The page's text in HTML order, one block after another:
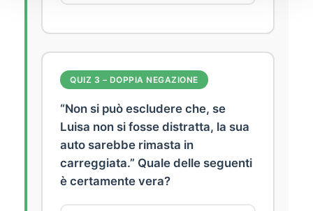
QUIZ 3 – DOPPIA NEGAZIONE
“Non si può escludere che, se
Luisa non si fosse distratta, la sua
auto sarebbe rimasta in
carreggiata.” Quale delle seguenti
è certamente vera?